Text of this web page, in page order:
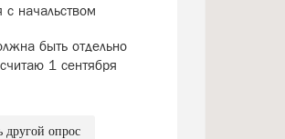
с начальством
быть отдельно
1 сентября
другой опрос